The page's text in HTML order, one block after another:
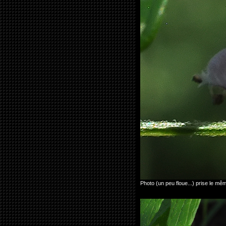
Photo (un peu floue...) prise le